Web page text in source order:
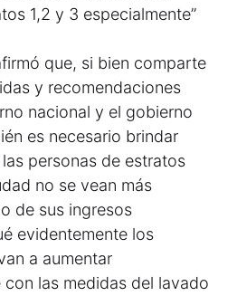
1,2 y 3 especialmente”
que, si bien comparte
y recomendaciones
nacional y el gobierno
es necesario brindar
personas de estratos
no se vean más
de sus ingresos
evidentemente los
a aumentar
las medidas del lavado